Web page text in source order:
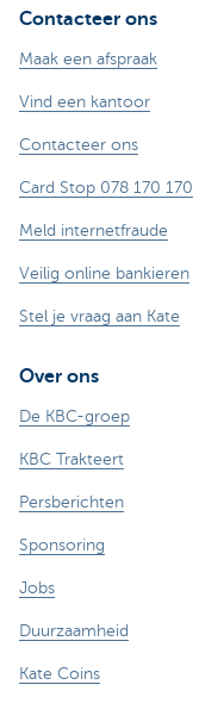
Contacteer ons
Maak een afspraak
Vind een kantoor
Contacteer ons
Card Stop 078 170 170
Meld internetfraude
Veilig online bankieren
Stel je vraag aan Kate
Over ons
De KBC-groep
KBC Trakteert
Persberichten
Sponsoring
Jobs
Duurzaamheid
Kate Coins